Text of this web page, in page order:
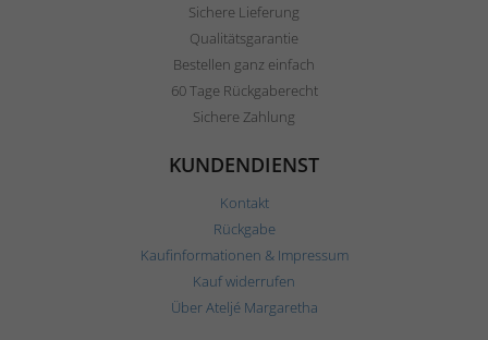
Sichere Lieferung
Qualitätsgarantie
Bestellen ganz einfach
60 Tage Rückgaberecht
Sichere Zahlung
KUNDENDIENST
Kontakt
Rückgabe
Kaufinformationen & Impressum
Kauf widerrufen
Über Ateljé Margaretha